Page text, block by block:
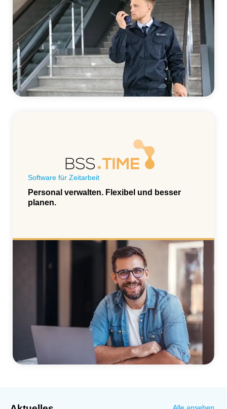
Software für Zeitarbeit
Personal verwalten. Flexibel und besser
planen.